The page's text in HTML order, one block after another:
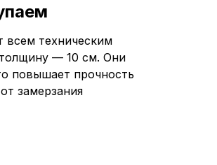
всем техническим
— 10 см. Они
повышает прочность
замерзания